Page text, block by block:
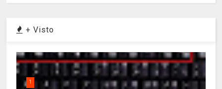
+ Visto
1